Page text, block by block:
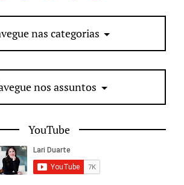
nas categorias
nos assuntos
YouTube